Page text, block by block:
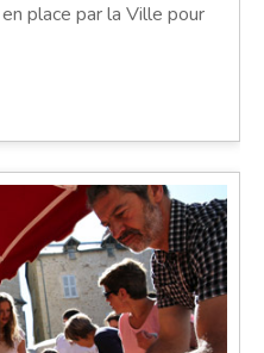
place par la Ville pour